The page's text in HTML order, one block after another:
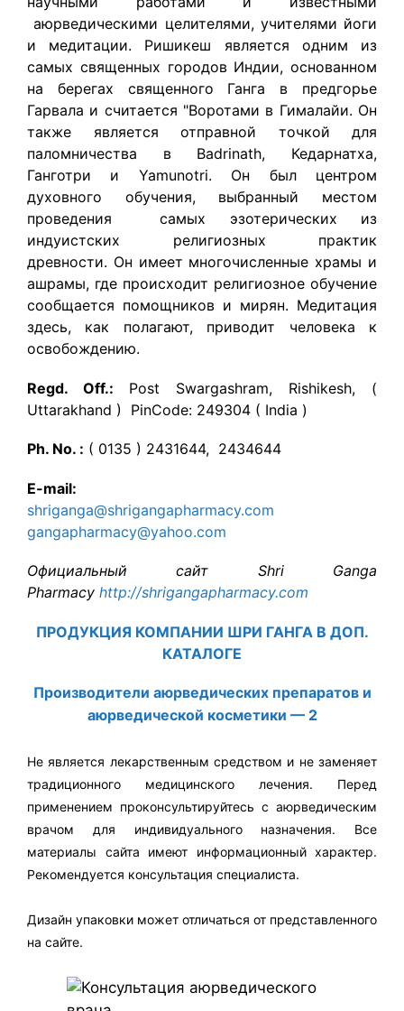
аюрведическими целителями, учителями йоги
и медитации. Ришикеш является одним из
самых священных городов Индии, основанном
на берегах священного Ганга в предгорье
Гарвала и считается "Воротами в Гималайи. Он
также является отправной точкой для
паломничества в Badrinath, Кедарнатха,
Ганготри и Yamunotri. Он был центром
духовного обучения, выбранный местом
проведения самых эзотерических из
индуистских религиозных практик
древности. Он имеет многочисленные храмы и
ашрамы, где происходит религиозное обучение
сообщается помощников и мирян. Медитация
здесь, как полагают, приводит человека к
освобождению.
Regd. Off.: Post Swargashram, Rishikesh, (
Uttarakhand ) PinCode: 249304 ( India )
Ph. No. : ( 0135 ) 2431644, 2434644
E-mail:
shriganga@shrigangapharmacy.com
gangapharmacy@yahoo.com
Официальный сайт Shri Ganga
Pharmacy http://shrigangapharmacy.com
ПРОДУКЦИЯ КОМПАНИИ ШРИ ГАНГА В ДОП.
КАТАЛОГЕ
Производители аюрведических препаратов и
аюрведической косметики — 2
Не является лекарственным средством и не заменяет
традиционного медицинского лечения. Перед
применением проконсультируйтесь с аюрведическим
врачом для индивидуального назначения. Все
материалы сайта имеют информационный характер.
Рекомендуется консультация специалиста.
Дизайн упаковки может отличаться от представленного
на сайте.